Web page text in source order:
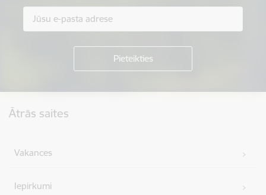
Ātrās saites
Vakances
Iepirkumi